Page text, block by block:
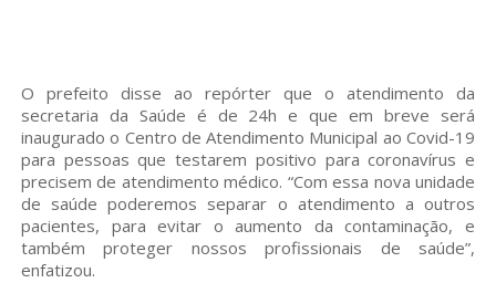
O prefeito disse ao repórter que o atendimento da
secretaria da Saúde é de 24h e que em breve será
inaugurado o Centro de Atendimento Municipal ao Covid-19
para pessoas que testarem positivo para coronavírus e
precisem de atendimento médico. “Com essa nova unidade
de saúde poderemos separar o atendimento a outros
pacientes, para evitar o aumento da contaminação, e
também proteger nossos profissionais de saúde”,
enfatizou.